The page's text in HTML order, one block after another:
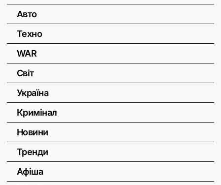
Авто
Техно
WAR
Світ
Україна
Кримінал
Новини
Тренди
Афіша